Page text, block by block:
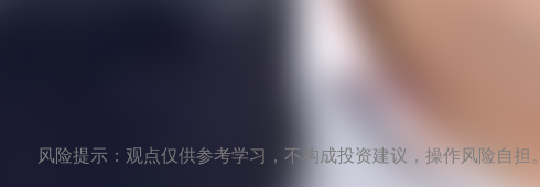
风险提示：观点仅供参考学习，不构成投资建议，操作风险自担